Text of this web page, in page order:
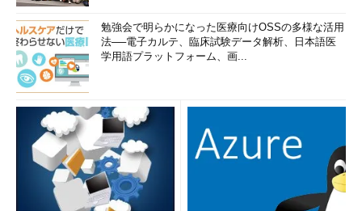
勉強会で明らかになった医療向けOSSの多様な活用
法──電子カルテ、臨床試験データ解析、日本語医
学用語プラットフォーム、画...